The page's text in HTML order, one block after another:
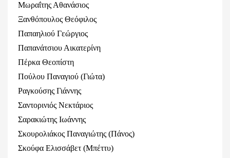
Μωραΐτης Αθανάσιος
Ξανθόπουλος Θεόφιλος
Παπαηλιού Γεώργιος
Παπανάτσιου Αικατερίνη
Πέρκα Θεοπίστη
Πούλου Παναγιού (Γιώτα)
Ραγκούσης Γιάννης
Σαντορινιός Νεκτάριος
Σαρακιώτης Ιωάννης
Σκουρολιάκος Παναγιώτης (Πάνος)
Σκούφα Ελισσάβετ (Μπέττυ)